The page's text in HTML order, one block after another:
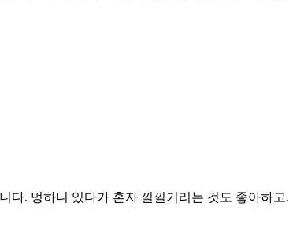
다. 멍하니 있다가 혼자 낄낄거리는 것도 좋아하고.